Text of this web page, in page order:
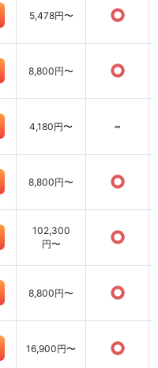
5,478円〜 ○
8,800円〜 ○
4,180円〜 -
8,800円〜 ○
102,300
円〜
○
8,800円〜 ○
16,900円〜 ○